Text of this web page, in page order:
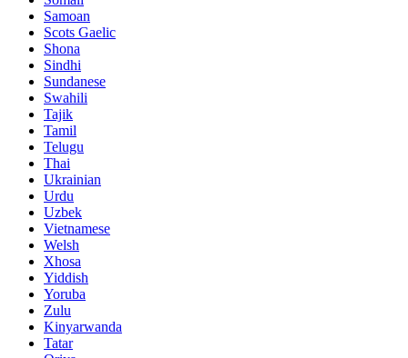
Samoan
Scots Gaelic
Shona
Sindhi
Sundanese
Swahili
Tajik
Tamil
Telugu
Thai
Ukrainian
Urdu
Uzbek
Vietnamese
Welsh
Xhosa
Yiddish
Yoruba
Zulu
Kinyarwanda
Tatar